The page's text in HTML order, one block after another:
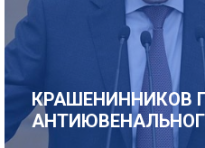
КРАШЕНИННИКОВ